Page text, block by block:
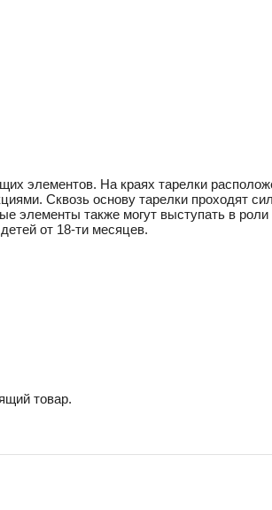
элементов. На краях тарелки
Сквозь основу тарелки проходят
элементы также могут выступать в
от 18-ти месяцев.
товар.